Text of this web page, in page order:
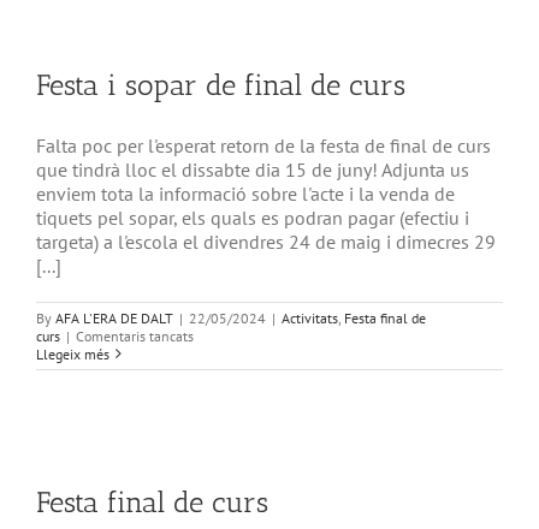
dispositius
digitals
Festa i sopar de final de curs
Falta poc per l'esperat retorn de la festa de final de curs
que tindrà lloc el dissabte dia 15 de juny! Adjunta us
enviem tota la informació sobre l'acte i la venda de
tiquets pel sopar, els quals es podran pagar (efectiu i
targeta) a l'escola el divendres 24 de maig i dimecres 29
[...]
By AFA L'ERA DE DALT | 22/05/2024 | Activitats Festa final de
curs | Comentaris tancatsa
i
Llegeix més
Festa final de curs